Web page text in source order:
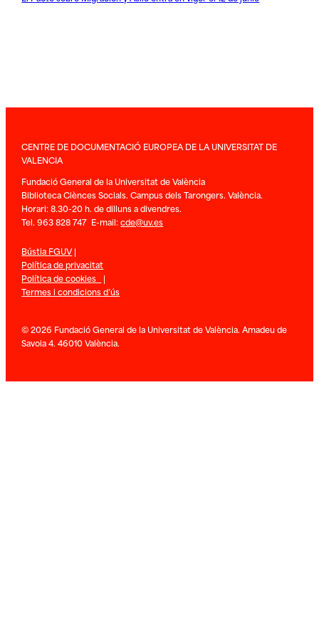
CENTRE DE DOCUMENTACIÓ EUROPEA DE LA UNIVERSITAT DE
VALENCIA
Fundació General de la Universitat de València
Biblioteca Ciènces Socials. Campus dels Tarongers. València.
Horari: 8.30-20 h. de dilluns a divendres.
Tel. 963 828 747 E-mail:cde@uv.es
Bústia FGUV|
Política de privacitat
Política de cookies |
Termes i condicions d’ús
© 2026 Fundació General de la Universitat de València. Amadeu de
Savoia 4. 46010 València.